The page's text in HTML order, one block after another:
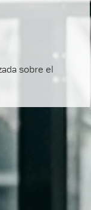
sobre el